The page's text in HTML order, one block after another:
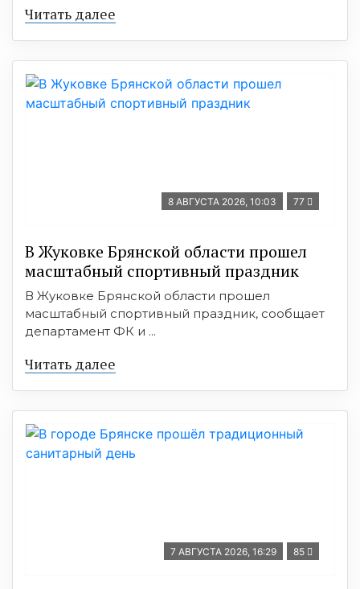
Читать далее
8 АВГУСТА 2026, 10:03 77
В Жуковке Брянской области прошел
масштабный спортивный праздник
В Жуковке Брянской области прошел
масштабный спортивный праздник, сообщает
департамент ФК и ...
Читать далее
7 АВГУСТА 2026, 16:29 85